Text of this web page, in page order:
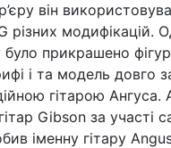
він
різних модифікацій.
було прикрашено
і та модель довго
гітарою Ангуса.
Gibson за участі
іменну гітару